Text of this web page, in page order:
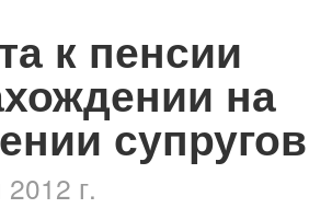
к пенсии
на
супругов
г.